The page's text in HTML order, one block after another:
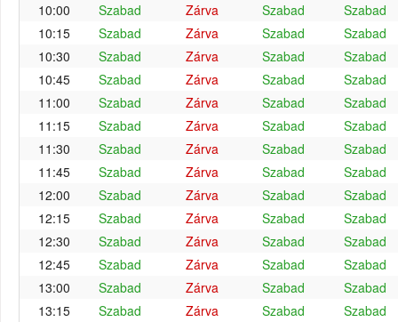
10:00
Szabad Zárva Szabad
Szabad
10:15
Szabad Zárva Szabad
Szabad
10:30
Szabad Zárva Szabad
Szabad
10:45
Szabad Zárva Szabad
Szabad
11:00
Szabad Zárva Szabad
Szabad
11:15
Szabad Zárva Szabad
Szabad
11:30
Szabad Zárva Szabad
Szabad
11:45
Szabad Zárva Szabad
Szabad
12:00
Szabad Zárva Szabad
Szabad
12:15
Szabad Zárva Szabad
Szabad
12:30
Szabad Zárva Szabad
Szabad
12:45
Szabad Zárva Szabad
Szabad
13:00
Szabad Zárva Szabad
Szabad
13:15
Szabad Zárva Szabad
Szabad